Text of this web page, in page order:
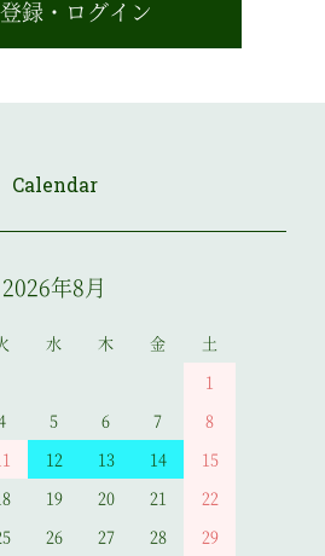
録・ログイン
Calendar
2026年8月
水 木 金
土
1
5 6 7
8
12 13 14
15
19 20 21
22
26 27 28
29